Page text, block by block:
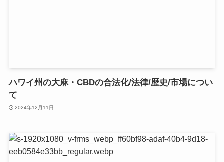
ハワイ州の大麻・CBDの合法化/法律/歴史/市場につい
て
2024年12月11日